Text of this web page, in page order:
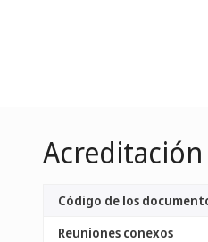
Código de los
Reuniones conexos